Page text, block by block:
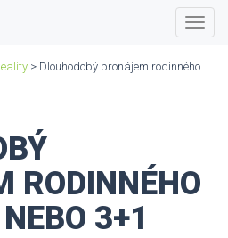
> Dlouhodobý pronájem rodinného
RODINNÉHO
3+1